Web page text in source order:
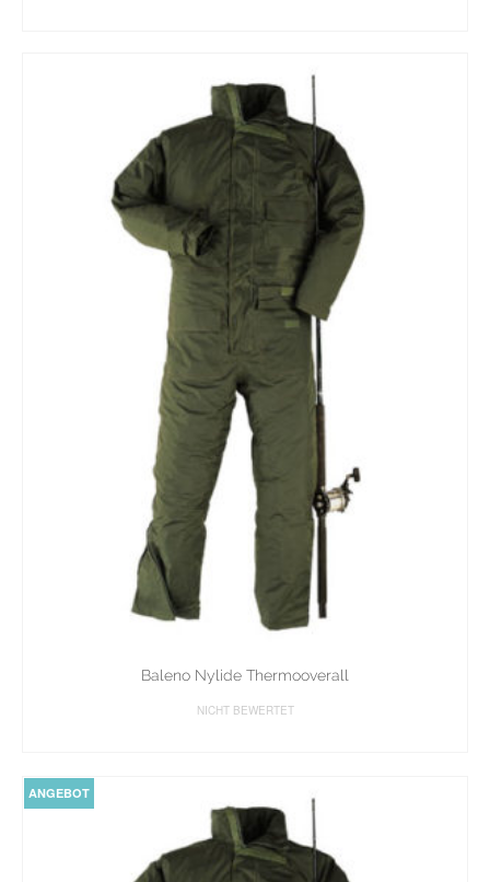
Baleno Nylide Thermooverall
NICHT BEWERTET
ANGEBOT